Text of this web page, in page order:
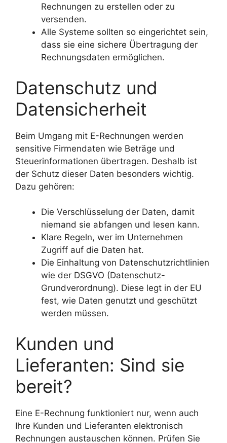
Rechnungen zu erstellen oder zu
versenden.
Alle Systeme sollten so eingerichtet sein,
dass sie eine sichere Übertragung der
Rechnungsdaten ermöglichen.
Datenschutz und
Datensicherheit
Beim Umgang mit E-Rechnungen werden
sensitive Firmendaten wie Beträge und
Steuerinformationen übertragen. Deshalb ist
der Schutz dieser Daten besonders wichtig.
Dazu gehören:
Die Verschlüsselung der Daten, damit
niemand sie abfangen und lesen kann.
Klare Regeln, wer im Unternehmen
Zugriff auf die Daten hat.
Die Einhaltung von Datenschutzrichtlinien
wie der DSGVO (Datenschutz-
Grundverordnung). Diese legt in der EU
fest, wie Daten genutzt und geschützt
werden müssen.
Kunden und
Lieferanten: Sind sie
bereit?
Eine E-Rechnung funktioniert nur, wenn auch
Ihre Kunden und Lieferanten elektronisch
Rechnungen austauschen können. Prüfen Sie